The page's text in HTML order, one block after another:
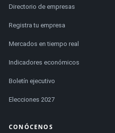
Directorio de empresas
Registra tu empresa
Mercados en tiempo real
Indicadores económicos
Boletín ejecutivo
Elecciones 2027
CONÓCENOS